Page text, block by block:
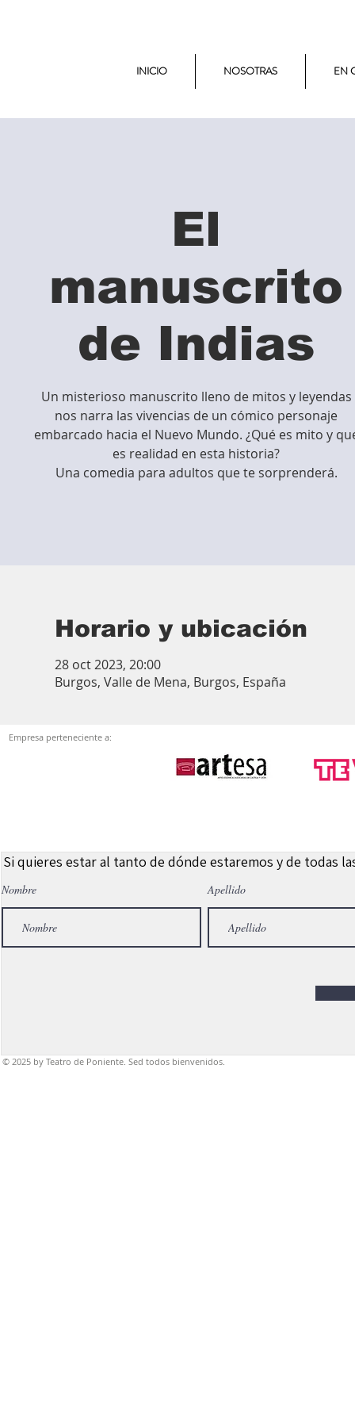
El
manuscrito
de Indias
Un misterioso manuscrito lleno de mitos y leyendas
nos narra las vivencias de un cómico personaje
embarcado hacia el Nuevo Mundo. ¿Qué es mito y
es realidad en esta historia?
Una comedia para adultos que te sorprenderá.
Horario y ubicación
28 oct 2023, 20:00
Burgos, Valle de Mena, Burgos, España
INICIO NOSOTRAS EN
Empresa perteneciente a:
Si quieres estar al tanto de dónde estaremos y de todas
Nombre Apellido
© 2025 by Teatro de Poniente. Sed todos bienvenidos.